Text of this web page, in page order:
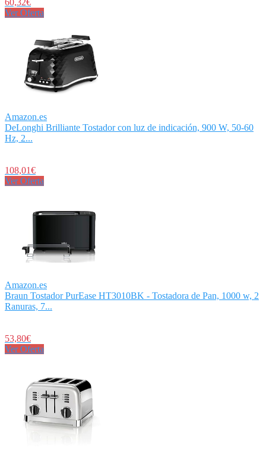
60,32€
Ver Oferta
Amazon.es
DeLonghi Brilliante Tostador con luz de indicación, 900 W, 50-60
Hz, 2...
108,01€
Ver Oferta
Amazon.es
Braun Tostador PurEase HT3010BK - Tostadora de Pan, 1000 w, 2
Ranuras, 7...
53,80€
Ver Oferta